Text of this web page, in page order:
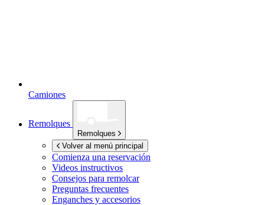
Camiones
Remolques
Remolques
Volver al menú principal
Comienza una reservación
Videos instructivos
Consejos para remolcar
Preguntas frecuentes
Enganches y accesorios